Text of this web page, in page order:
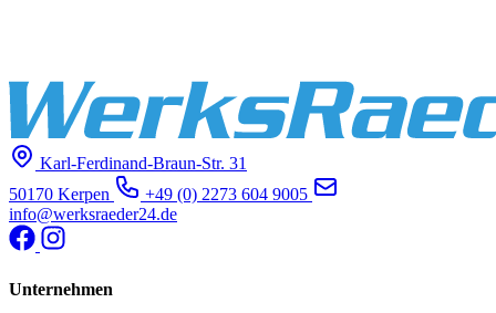
Karl-Ferdinand-Braun-Str. 31
50170 Kerpen
+49 (0) 2273 604 9005
info@werksraeder24.de
Unternehmen